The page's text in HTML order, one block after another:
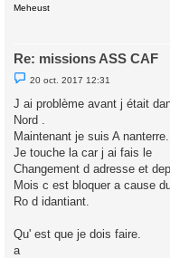
Meheust
Re: missions ASS CAF
M
e
s
s
a
g
e
n
n
l
20 oct. 2017 12:31
J ai problème avant j était
Nord .
Maintenant je suis A nanterre.
Je touche la car j ai fais le
Changement d adresse et
Mois c est bloquer a cause
Ro d idantiant.
Qu' est que je dois faire.
a